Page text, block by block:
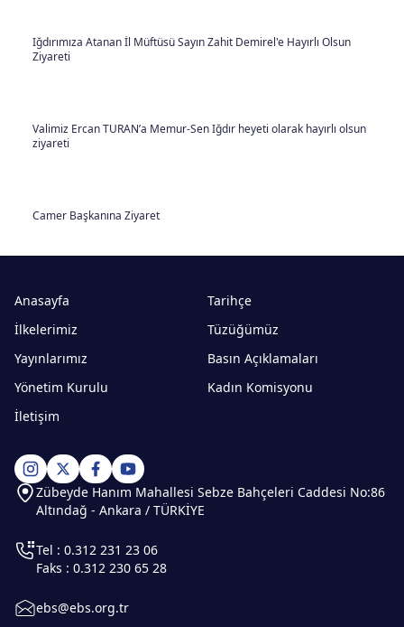
Iğdırımıza Atanan İl Müftüsü Sayın Zahit Demirel'e Hayırlı Olsun
Ziyareti
Valimiz Ercan TURAN’a Memur-Sen Iğdır heyeti olarak hayırlı olsun
ziyareti
Camer Başkanına Ziyaret
Anasayfa
Tarihçe
İlkelerimiz
Tüzüğümüz
Yayınlarımız
Basın Açıklamaları
Yönetim Kurulu
Kadın Komisyonu
İletişim
Zübeyde Hanım Mahallesi Sebze Bahçeleri Caddesi No:86
Altındağ - Ankara / TÜRKİYE
Tel : 0.312 231 23 06
Faks : 0.312 230 65 28
ebs@ebs.org.tr